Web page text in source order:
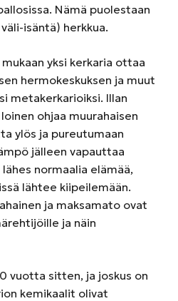
Nämä puolestaan
isäntä) herkkua.
yksi kerkaria ottaa
hermokeskuksen ja muut
metakerkarioiksi. Illan
ohjaa muurahaisen
ylös ja pureutumaan
jälleen vapauttaa
normaalia elämää,
lähtee kiipeilemään.
ja maksamato ovat
ja näin
vuotta sitten, ja joskus on
kemikaalit olivat